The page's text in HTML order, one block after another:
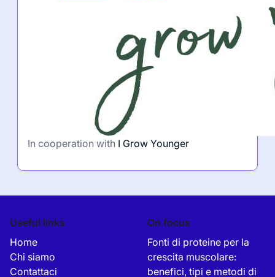
In cooperation with I Grow Younger
Useful links
Home
Chi siamo
Contattaci
On focus
Fonti di proteine per la
crescita muscolare:
benefici, tipi e metodi di